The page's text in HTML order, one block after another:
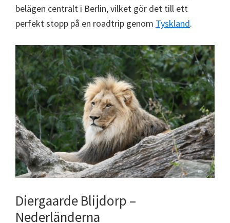
belägen centralt i Berlin, vilket gör det till ett
perfekt stopp på en roadtrip genom Tyskland.
Diergaarde Blijdorp –
Nederländerna